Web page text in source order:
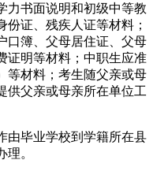
力书面说明和初级中等教
证、残疾人证等材料；
口簿、父母居住证、父母
证明等材料；中职生应准
等材料；考生随父亲或母
供父亲或母亲所在单位工
由毕业学校到学籍所在县
理。